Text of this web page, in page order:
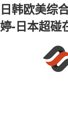
日韩欧美综
婷-日本超碰